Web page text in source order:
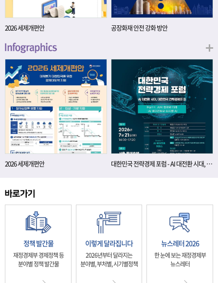
2026 세제개편안 공장화재 안전 강화 방안
2026 세제개편안 대한민국 전략경제 포럼 - AI 대전환 시대, 대한민국 전략경제의 길
정책 발간물
재정경제부 경제정책 등
분야별 정책 발간물
이렇게 달라집니다
2026년부터 달라지는
분야별, 부처별, 시기별정책
뉴스레터 2026
한 눈에 보는 재정경제부
뉴스레터